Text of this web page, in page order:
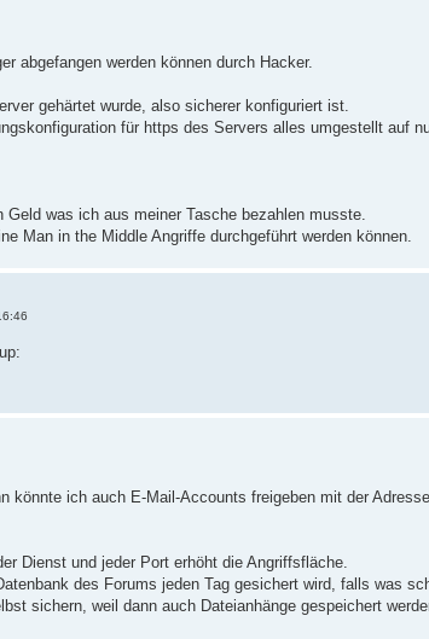
abgefangen werden können durch Hacker.
gehärtet wurde, also sicherer konfiguriert ist.
für https des Servers alles umgestellt auf
was ich aus meiner Tasche bezahlen musste.
Man in the Middle Angriffe durchgeführt werden können.
könnte ich auch E-Mail-Accounts freigeben mit der
Dienst und jeder Port erhöht die Angriffsfläche.
des Forums jeden Tag gesichert wird, falls was
sichern, weil dann auch Dateianhänge gespeichert